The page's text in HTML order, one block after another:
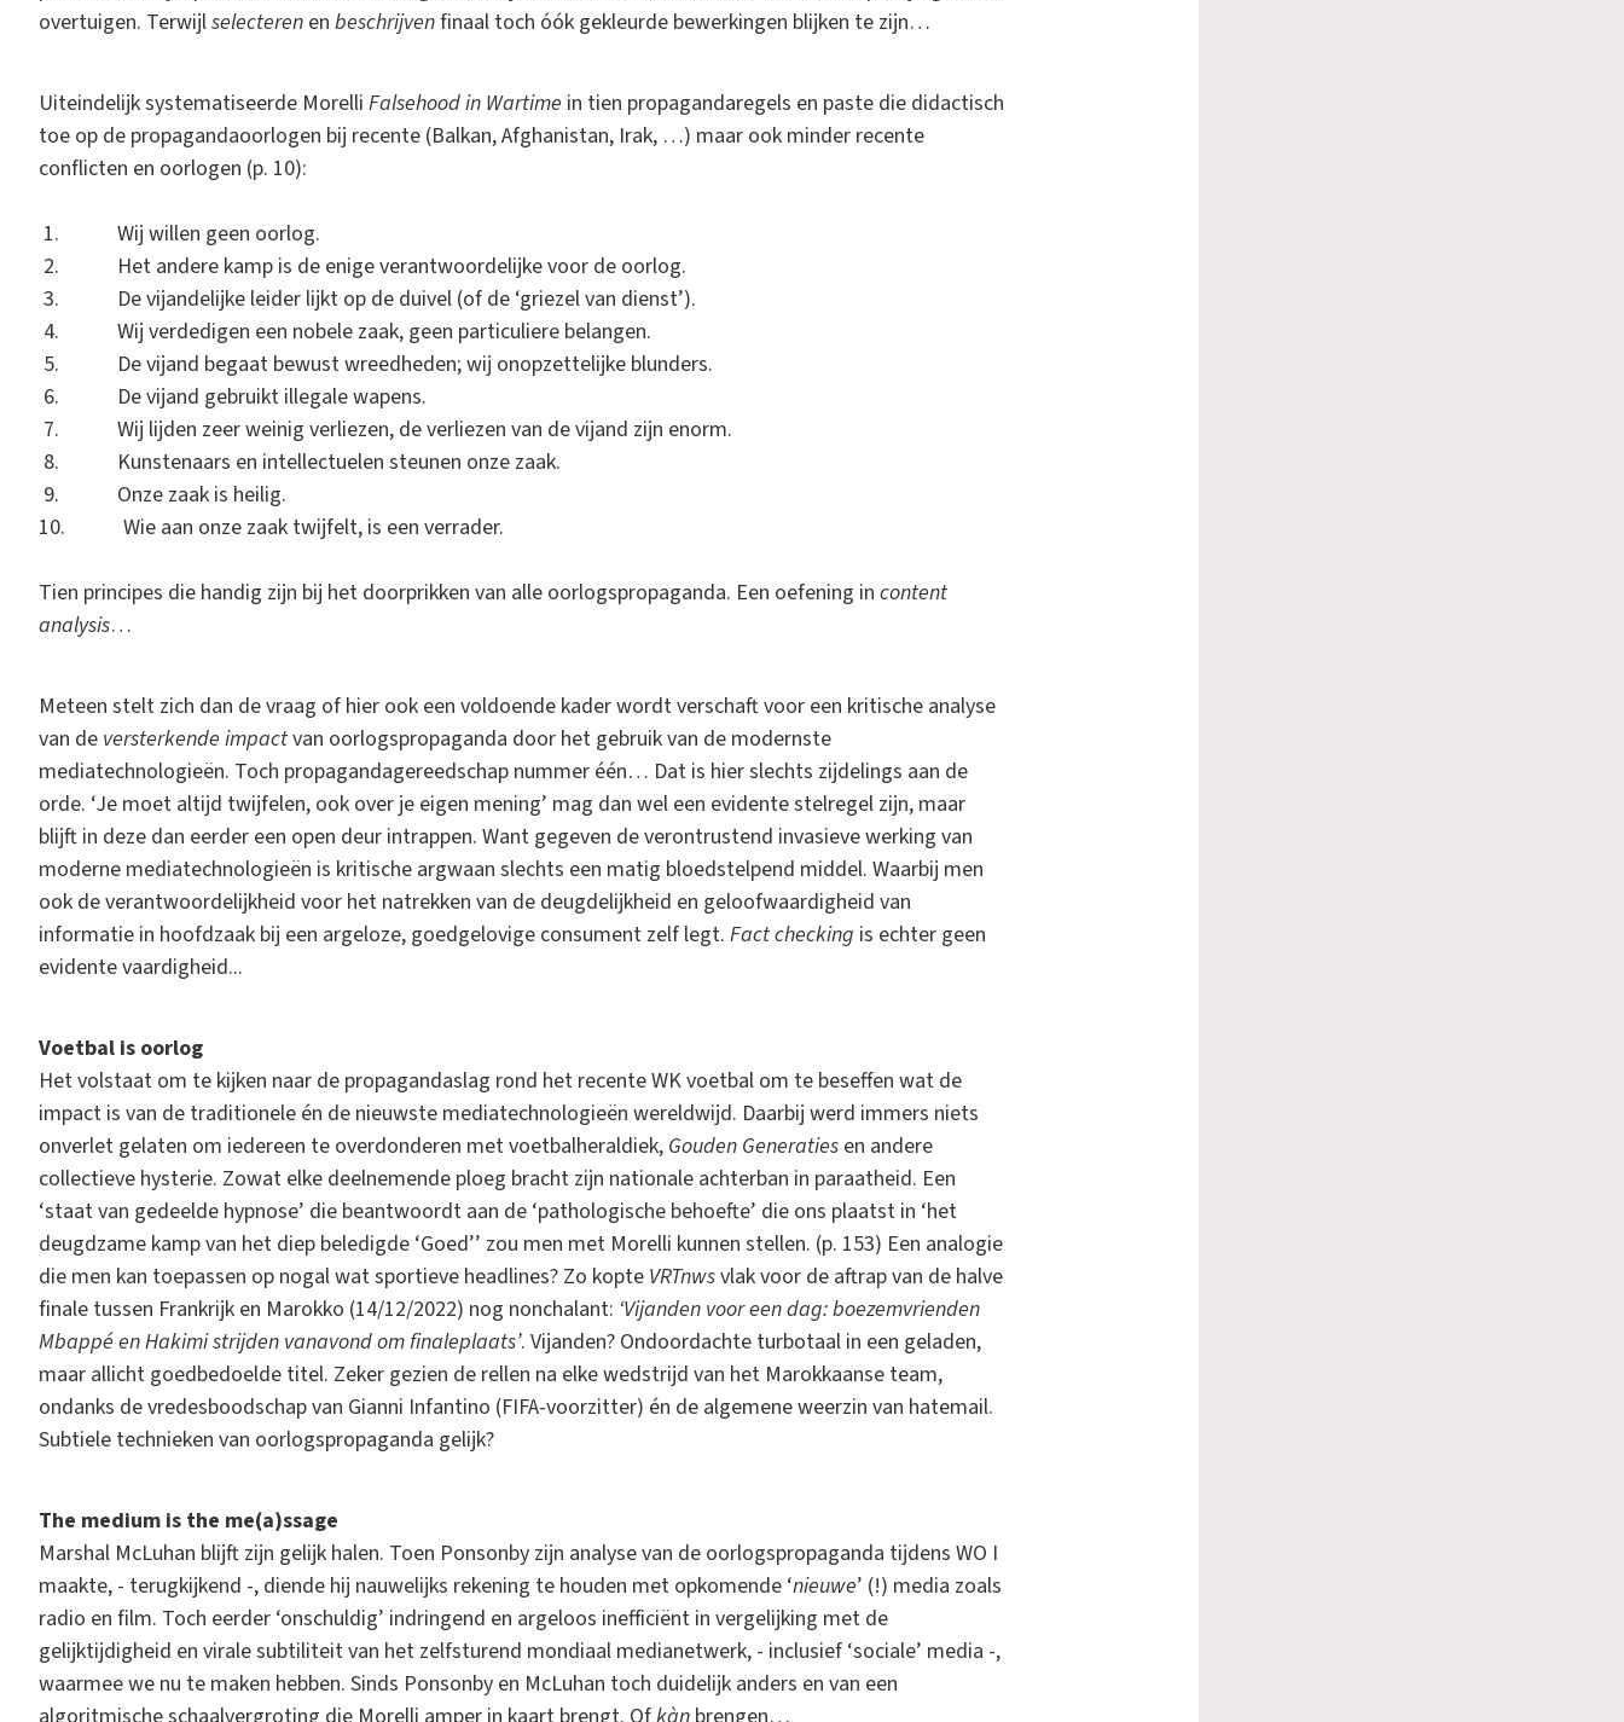
overtuigen. Terwijlselecteren en beschrijvenfinaal toch óók gekleurde bewerkingen blijken te zijn…
Uiteindelijk systematiseerde Morelli Falsehood in Wartime in tien propagandaregels en paste die didactisch
toe op de propagandaoorlogen bij recente (Balkan, Afghanistan, Irak, …) maar ook minder recente
conflicten en oorlogen (p. 10):
1. Wij willen geen oorlog.
2. Het andere kamp is de enige verantwoordelijke voor de oorlog.
3. De vijandelijke leider lijkt op de duivel (of de ‘griezel van dienst’).
4. Wij verdedigen een nobele zaak, geen particuliere belangen.
5. De vijand begaat bewust wreedheden; wij onopzettelijke blunders.
6. De vijand gebruikt illegale wapens.
7. Wij lijden zeer weinig verliezen, de verliezen van de vijand zijn enorm.
8. Kunstenaars en intellectuelen steunen onze zaak.
9. Onze zaak is heilig.
10. Wie aan onze zaak twijfelt, is een verrader.
Tien principes die handig zijn bij het doorprikken van alle oorlogspropaganda. Een oefening in content
analysis…
Meteen stelt zich dan de vraag of hier ook een voldoende kader wordt verschaft voor een kritische analyse
van de versterkende impactvan oorlogspropaganda door het gebruik van de modernste
mediatechnologieën. Toch propagandagereedschap nummer één… Dat is hier slechts zijdelings aan de
orde. ‘Je moet altijd twijfelen, ook over je eigen mening’ mag dan wel een evidente stelregel zijn, maar
blijft in deze dan eerder een open deur intrappen. Want gegeven de verontrustend invasieve werking van
moderne mediatechnologieën is kritische argwaan slechts een matig bloedstelpend middel. Waarbij men
ook de verantwoordelijkheid voor het natrekken van de deugdelijkheid en geloofwaardigheid van
informatie in hoofdzaak bij een argeloze, goedgelovige consument zelf legt. Fact checking is echter geen
evidente vaardigheid...
Voetbal is oorlog
Het volstaat om te kijken naar de propagandaslag rond het recente WK voetbal om te beseffen wat de
impact is van de traditionele én de nieuwste mediatechnologieën wereldwijd. Daarbij werd immers niets
onverlet gelaten om iedereen te overdonderen met voetbalheraldiek, Gouden Generaties en andere
collectieve hysterie. Zowat elke deelnemende ploeg bracht zijn nationale achterban in paraatheid. Een
‘staat van gedeelde hypnose’ die beantwoordt aan de ‘pathologische behoefte’ die ons plaatst in ‘het
deugdzame kamp van het diep beledigde ‘Goed’’ zou men met Morelli kunnen stellen. (p. 153) Een analogie
die men kan toepassen op nogal wat sportieve headlines? Zo kopte VRTnwsvlak voor de aftrap van de halve
finale tussen Frankrijk en Marokko (14/12/2022) nog nonchalant: ‘Vijanden voor een dag: boezemvrienden
Mbappé en Hakimi strijden vanavond om finaleplaats’. Vijanden? Ondoordachte turbotaal in een geladen,
maar allicht goedbedoelde titel. Zeker gezien de rellen na elke wedstrijd van het Marokkaanse team,
ondanks de vredesboodschap van Gianni Infantino (FIFA-voorzitter) én de algemene weerzin van hatemail.
Subtiele technieken van oorlogspropaganda gelijk?
The medium is the me(a)ssage
Marshal McLuhan blijft zijn gelijk halen. Toen Ponsonby zijn analyse van de oorlogspropaganda tijdens WO I
maakte, - terugkijkend -, diende hij nauwelijks rekening te houden met opkomende ‘nieuwe’ (!) media zoals
radio en film. Toch eerder ‘onschuldig’ indringend en argeloos inefficiënt in vergelijking met de
gelijktijdigheid en virale subtiliteit van het zelfsturend mondiaal medianetwerk, - inclusief ‘sociale’ media -,
waarmee we nu te maken hebben. Sinds Ponsonby en McLuhan toch duidelijk anders en van een